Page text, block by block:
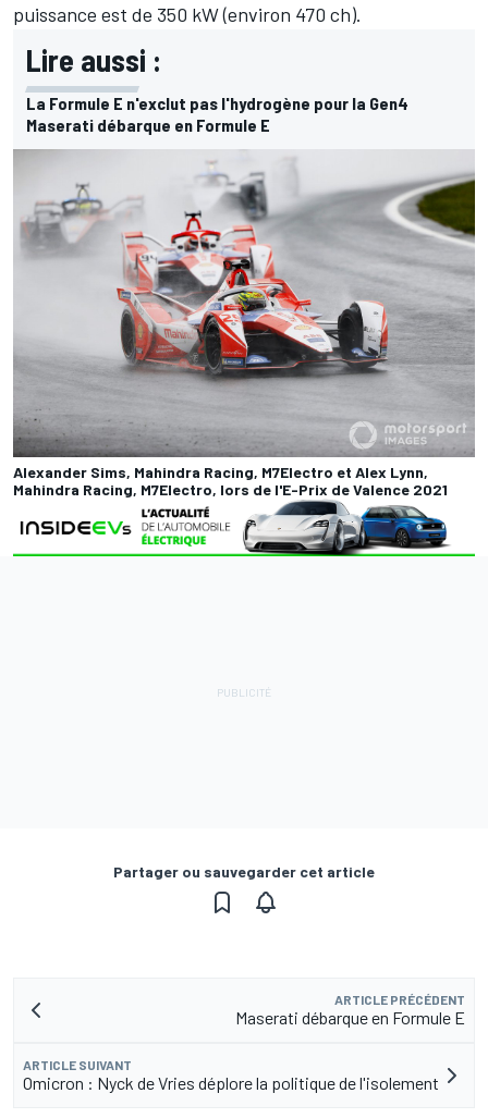
puissance est de 350 kW (environ 470 ch).
Lire aussi :
La Formule E n'exclut pas l'hydrogène pour la Gen4
Maserati débarque en Formule E
Alexander Sims, Mahindra Racing, M7Electro et Alex Lynn,
Mahindra Racing, M7Electro, lors de l'E-Prix de Valence 2021
Partager ou sauvegarder cet article
ARTICLE PRÉCÉDENT
Maserati débarque en Formule E
ARTICLE SUIVANT
Omicron : Nyck de Vries déplore la politique de l'isolement